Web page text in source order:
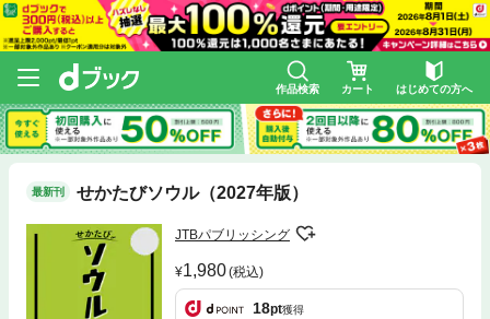
作品検索 カート はじめての方へ
最新刊 せかたびソウル（2027年版）
JTBパブリッシング
1,980(税込)
18pt獲得